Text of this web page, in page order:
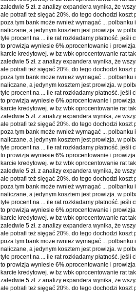
zaledwie 5 zł. z analizy expandera wynika, że
ale potrafi też sięgać 20%. do tego dochodzi
poza tym bank może rwnież wymagać ...
naliczane, a jedynym kosztem jest prowizja. w
tyle procent na ... ile rat rozkładamy płatność. jeśli
to prowizja wyniesie 6%.oprocentowanie i prowizja
karcie kredytowej. w bz wbk oprocentowanie rat
zaledwie 5 zł. z analizy expandera wynika, że
ale potrafi też sięgać 20%. do tego dochodzi
poza tym bank może rwnież wymagać ...
naliczane, a jedynym kosztem jest prowizja. w
tyle procent na ... ile rat rozkładamy płatność. jeśli
to prowizja wyniesie 6%.oprocentowanie i prowizja
karcie kredytowej. w bz wbk oprocentowanie rat
zaledwie 5 zł. z analizy expandera wynika, że
ale potrafi też sięgać 20%. do tego dochodzi
poza tym bank może rwnież wymagać ...
naliczane, a jedynym kosztem jest prowizja. w
tyle procent na ... ile rat rozkładamy płatność. jeśli
to prowizja wyniesie 6%.oprocentowanie i prowizja
karcie kredytowej. w bz wbk oprocentowanie rat
zaledwie 5 zł. z analizy expandera wynika, że
ale potrafi też sięgać 20%. do tego dochodzi
poza tym bank może rwnież wymagać ...
naliczane, a jedynym kosztem jest prowizja. w
tyle procent na ... ile rat rozkładamy płatność. jeśli
to prowizja wyniesie 6%.oprocentowanie i prowizja
karcie kredytowej. w bz wbk oprocentowanie rat
zaledwie 5 zł. z analizy expandera wynika, że
ale potrafi też sięgać 20%. do tego dochodzi
poza tym bank może rwnież wymagać ...
naliczane, a jedynym kosztem jest prowizja. w
tyle procent na ... ile rat rozkładamy płatność. jeśli
to prowizja wyniesie 6%.oprocentowanie i prowizja
karcie kredytowej. w bz wbk oprocentowanie rat
zaledwie 5 zł. z analizy expandera wynika, że
ale potrafi też sięgać 20%. do tego dochodzi